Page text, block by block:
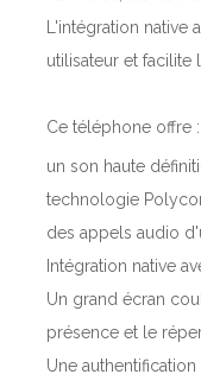
L'intégration
utilisateur et facilite
Ce téléphone offre :
un son haute
technologie
des appels audio
Intégration native
Un grand écran
présence et le
Une